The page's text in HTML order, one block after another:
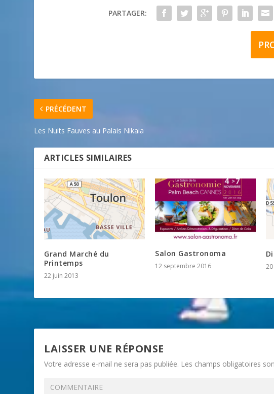
PARTAGER:
PRÉCÉDENT
Les Nuits Fauves au Palais Nikaia
ARTICLES SIMILAIRES
Grand Marché du
Printemps
22 juin 2013
Salon Gastronoma
12 septembre 2016
LAISSER UNE RÉPONSE
Votre adresse e-mail ne sera pas publiée. Les champs obligatoires